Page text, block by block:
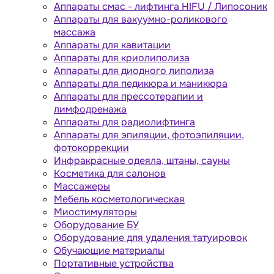
Аппараты cмас - лифтинга HIFU / Липосоник
Аппараты для вакуумно-роликового
массажа
Аппараты для кавитации
Аппараты для криолиполиза
Аппараты для диодного липолиза
Аппараты для педикюра и маникюра
Аппараты для прессотерапии и
лимфодренажа
Аппараты для радиолифтинга
Аппараты для эпиляции, фотоэпиляции,
фотокоррекции
Инфракрасные одеяла, штаны, сауны
Косметика для салонов
Массажеры
Мебель косметологическая
Миостимуляторы
Оборудование БУ
Оборудование для удаления татуировок
Обучающие материалы
Портативные устройства